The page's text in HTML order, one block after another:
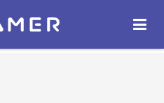
ОТКРЫТЬ